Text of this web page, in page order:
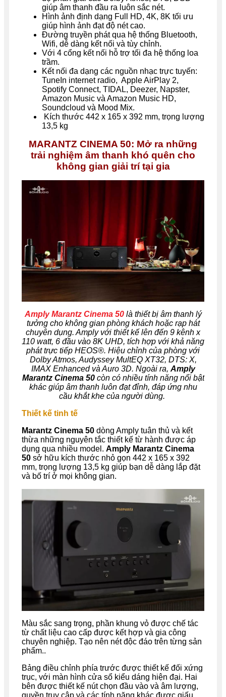
giúp âm thanh đầu ra luôn sắc nét.
Hình ảnh định dạng Full HD, 4K, 8K tối ưu
giúp hình ảnh đạt độ nét cao.
Đường truyền phát qua hệ thống Bluetooth,
Wifi, dễ dàng kết nối và tùy chỉnh.
Với 4 cổng kết nối hỗ trợ tối đa hệ thống loa
trầm.
Kết nối đa dạng các nguồn nhạc trực tuyến:
TuneIn internet radio, Apple AirPlay 2,
Spotify Connect, TIDAL, Deezer, Napster,
Amazon Music và Amazon Music HD,
Soundcloud và Mood Mix.
Kích thước 442 x 165 x 392 mm, trọng lượng
13,5 kg
MARANTZ CINEMA 50: Mở ra những
trải nghiệm âm thanh khó quên cho
không gian giải trí tại gia
Amply Marantz Cinema 50 là thiết bị âm thanh lý
tưởng cho không gian phòng khách hoặc rạp hát
chuyên dụng. Amply với thiết kế lên đến 9 kênh x
110 watt, 6 đầu vào 8K UHD, tích hợp với khả năng
phát trực tiếp HEOS®. Hiệu chỉnh của phòng với
Dolby Atmos, Audyssey MultEQ XT32, DTS: X,
IMAX Enhanced và Auro 3D. Ngoài ra, Amply
Marantz Cinema 50còn có nhiều tính năng nổi bật
khác giúp âm thanh luôn đạt đỉnh, đáp ứng nhu
cầu khắt khe của người dùng.
Thiết kế tinh tế
Marantz Cinema 50 dòng Amply tuân thủ và kết
thừa những nguyên tắc thiết kế từ hành được áp
dụng qua nhiều model. Amply Marantz Cinema
50 sở hữu kích thước nhỏ gọn 442 x 165 x 392
mm, trọng lượng 13,5 kg giúp bạn dễ dàng lắp đặt
và bố trí ở mọi không gian.
Màu sắc sang trọng, phần khung vỏ được chế tác
từ chất liệu cao cấp được kết hợp và gia công
chuyên nghiệp. Tạo nên nét độc đáo trên từng sản
phẩm..
Bảng điều chỉnh phía trước được thiết kế đối xứng
trục, với màn hình cửa sổ kiểu dáng hiện đại. Hai
bên được thiết kế nút chọn đầu vào và âm lượng,
quyền truy cập và các tính năng khác được giấu